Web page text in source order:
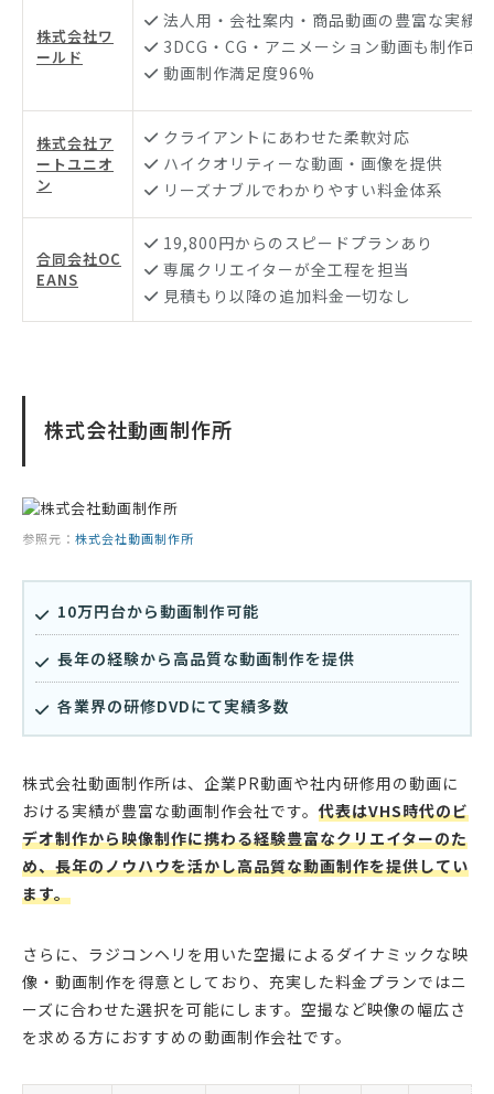
株式会社ワ
ールド
法人用・会社案内・商品動画の豊富な実績
3DCG・CG・アニメーション動画も制作可
動画制作満足度96%
株式会社ア
ートユニオ
ン
クライアントにあわせた柔軟対応
ハイクオリティーな動画・画像を提供
リーズナブルでわかりやすい料金体系
合同会社OC
EANS
19,800円からのスピードプランあり
専属クリエイターが全工程を担当
見積もり以降の追加料金一切なし
株式会社動画制作所
参照元： 株式会社動画制作所
10万円台から動画制作可能
長年の経験から高品質な動画制作を提供
各業界の研修DVDにて実績多数
株式会社動画制作所は、企業PR動画や社内研修用の動画に
おける実績が豊富な動画制作会社です。 代表はVHS時代のビ
デオ制作から映像制作に携わる経験豊富なクリエイターのた
め、長年のノウハウを活かし高品質な動画制作を提供してい
ます。
さらに、ラジコンヘリを用いた空撮によるダイナミックな映
像・動画制作を得意としており、充実した料金プランではニ
ーズに合わせた選択を可能にします。空撮など映像の幅広さ
を求める方におすすめの動画制作会社です。